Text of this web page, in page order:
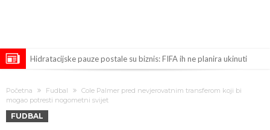
Hidratacijske pauze postale su biznis: FIFA ih ne planira ukinuti
Atletika?!
Ovo se Novaku nikad nije dešavalo: Sinner i Alcaraz odustaju, a
Zverev se odmah “raspao”
Infantino imao ljubavnicu: Isplivale skandalozne informacije, dobila je
Početna Fudbal
Cole Palmer pred nevjerovatnim transferom koji bi
mogao potresti nogometni svijet
FUDBAL